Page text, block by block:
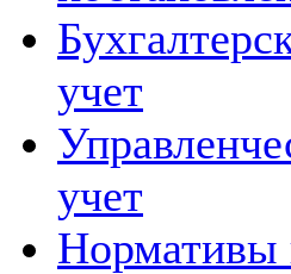
учет
учет
Нормативы